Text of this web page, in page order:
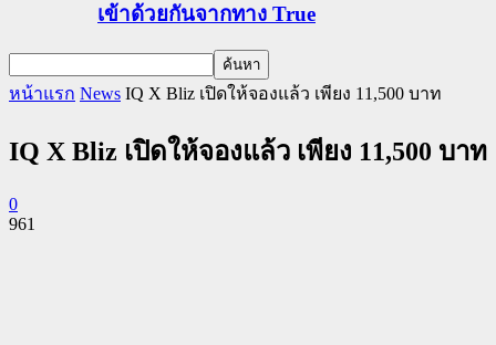
เข้าด้วยกันจากทาง True
หน้าแรก News IQ X Bliz เปิดให้จองแล้ว เพียง 11,500 บาท
IQ X Bliz เปิดให้จองแล้ว เพียง 11,500 บาท
0
961